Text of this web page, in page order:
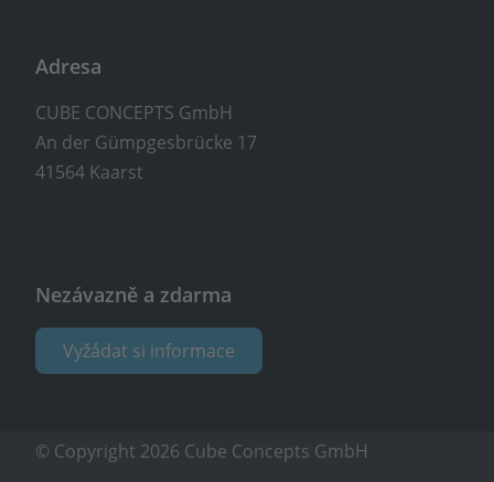
Adresa
CUBE CONCEPTS GmbH
An der Gümpgesbrücke 17
41564 Kaarst
Nezávazně a zdarma
Vyžádat si informace
© Copyright 2026 Cube Concepts GmbH